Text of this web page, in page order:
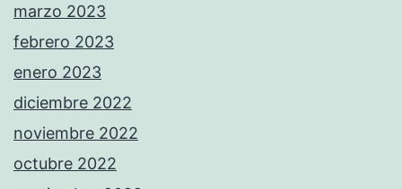
marzo 2023
febrero 2023
enero 2023
diciembre 2022
noviembre 2022
octubre 2022